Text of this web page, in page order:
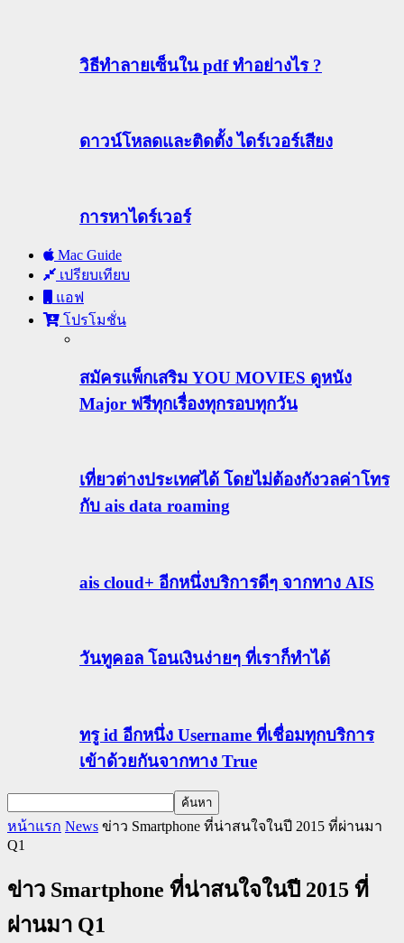
วิธีทําลายเซ็นใน pdf ทำอย่างไร ?
ดาวน์โหลดและติดตั้ง ไดร์เวอร์เสียง
การหาไดร์เวอร์
Mac Guide
เปรียบเทียบ
แอฟ
โปรโมชั่น
สมัครแพ็กเสริม YOU MOVIES ดูหนัง
Major ฟรีทุกเรื่องทุกรอบทุกวัน
เที่ยวต่างประเทศได้ โดยไม่ต้องกังวลค่าโทร
กับ ais data roaming
ais cloud+ อีกหนึ่งบริการดีๆ จากทาง AIS
วันทูคอล โอนเงินง่ายๆ ที่เราก็ทำได้
ทรู id อีกหนึ่ง Username ที่เชื่อมทุกบริการ
เข้าด้วยกันจากทาง True
หน้าแรก News ข่าว Smartphone ที่น่าสนใจในปี 2015 ที่ผ่านมา
Q1
ข่าว Smartphone ที่น่าสนใจในปี 2015 ที่
ผ่านมา Q1